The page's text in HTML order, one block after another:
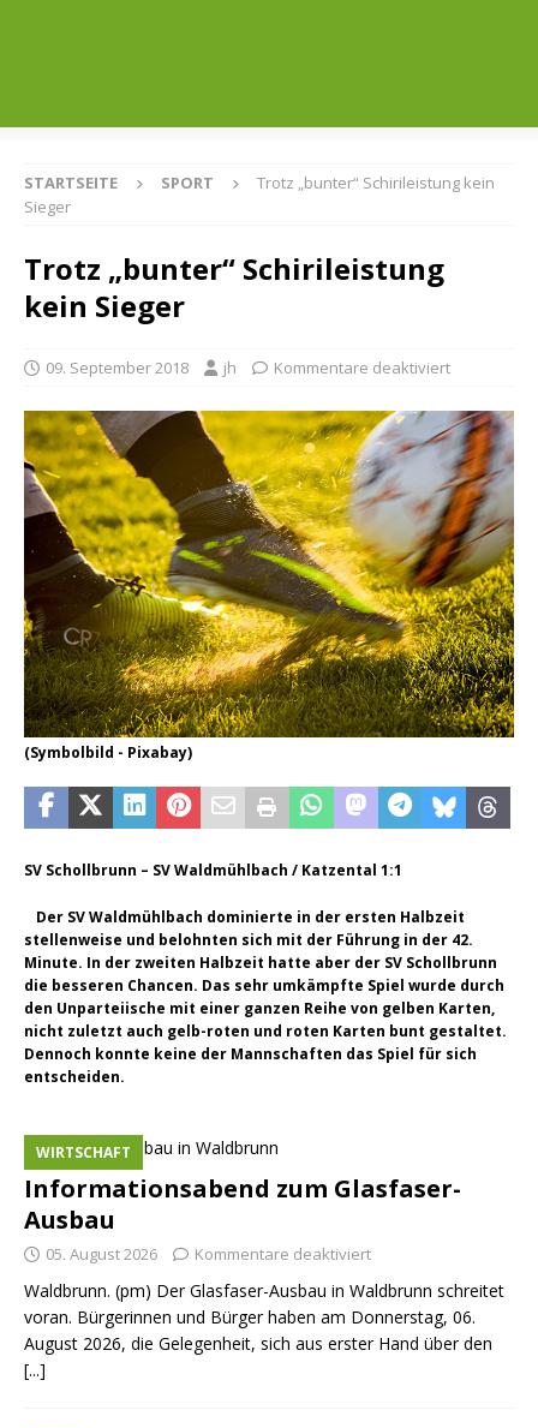
STARTSEITE SPORT
Trotz „bunter“ Schirileistung kein
Sieger
Trotz „bunter“ Schirileistung
kein Sieger
09. September 2018 jh Kommentare deaktiviert
(Symbolbild - Pixabay)
SV Schollbrunn – SV Waldmühlbach / Katzental 1:1
Der SV Waldmühlbach dominierte in der ersten Halbzeit
stellenweise und belohnten sich mit der Führung in der 42.
Minute. In der zweiten Halbzeit hatte aber der SV Schollbrunn
die besseren Chancen. Das sehr umkämpfte Spiel wurde durch
den Unparteiische mit einer ganzen Reihe von gelben Karten,
nicht zuletzt auch gelb-roten und roten Karten bunt gestaltet.
Dennoch konnte keine der Mannschaften das Spiel für sich
entscheiden.
Informationsabend zum Glasfaser-
Ausbau
WIRTSCHAFT
05. August 2026 Kommentare deaktiviert
Waldbrunn. (pm) Der Glasfaser-Ausbau in Waldbrunn schreitet
voran. Bürgerinnen und Bürger haben am Donnerstag, 06.
August 2026, die Gelegenheit, sich aus erster Hand über den
[...]